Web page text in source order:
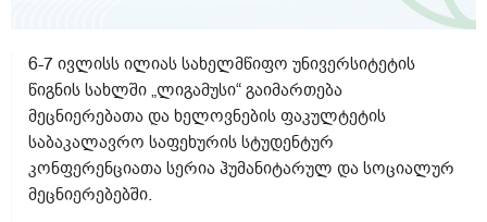
6-7 ივლისს ილიას სახელმწიფო უნივერსიტეტის
წიგნის სახლში „ლიგამუსი“ გაიმართება
მეცნიერებათა და ხელოვნების ფაკულტეტის
საბაკალავრო საფეხურის სტუდენტურ
კონფერენციათა სერია ჰუმანიტარულ და სოციალურ
მეცნიერებებში.